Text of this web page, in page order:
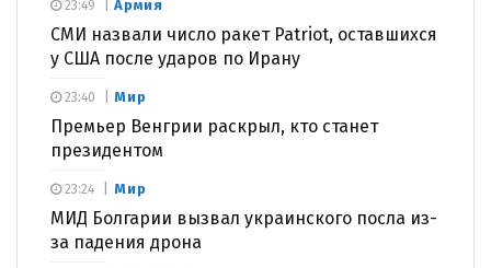
Армия
СМИ назвали число ракет Patriot, оставшихся
у США после ударов по Ирану
23:49
Мир
Премьер Венгрии раскрыл, кто станет
президентом
23:40
Мир
МИД Болгарии вызвал украинского посла из-
за падения дрона
23:24